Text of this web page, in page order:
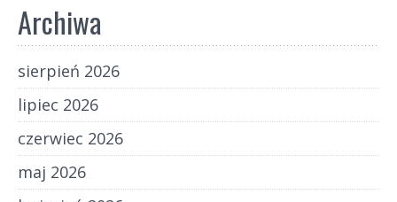
Archiwa
sierpień 2026
lipiec 2026
czerwiec 2026
maj 2026